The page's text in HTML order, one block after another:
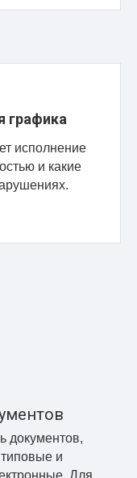
графика
исполнение
и какие
документов,
и
Для